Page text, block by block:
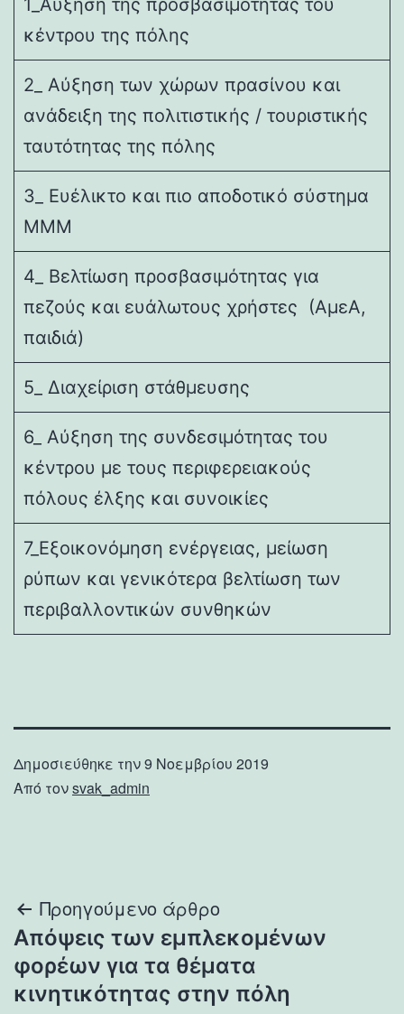
1_Αύξηση της προσβασιμότητας του
κέντρου της πόλης
2_ Αύξηση των χώρων πρασίνου και
ανάδειξη της πολιτιστικής / τουριστικής
ταυτότητας της πόλης
3_ Ευέλικτο και πιο αποδοτικό σύστημα
ΜΜΜ
4_ Βελτίωση προσβασιμότητας για
πεζούς και ευάλωτους χρήστες (ΑμεΑ,
παιδιά)
5_ Διαχείριση στάθμευσης
6_ Αύξηση της συνδεσιμότητας του
κέντρου με τους περιφερειακούς
πόλους έλξης και συνοικίες
7_Εξοικονόμηση ενέργειας, μείωση
ρύπων και γενικότερα βελτίωση των
περιβαλλοντικών συνθηκών
Δημοσιεύθηκε την9 Νοεμβρίου 2019
Από τονsvak_admin
Πλοήγηση
άρθρων
Προηγούμενο άρθρο
Απόψεις των εμπλεκομένων
φορέων για τα θέματα
κινητικότητας στην πόλη